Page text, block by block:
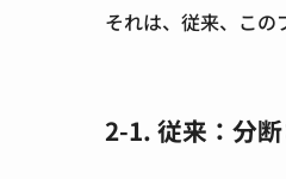
それは、従来、この
2-1. 従来：分